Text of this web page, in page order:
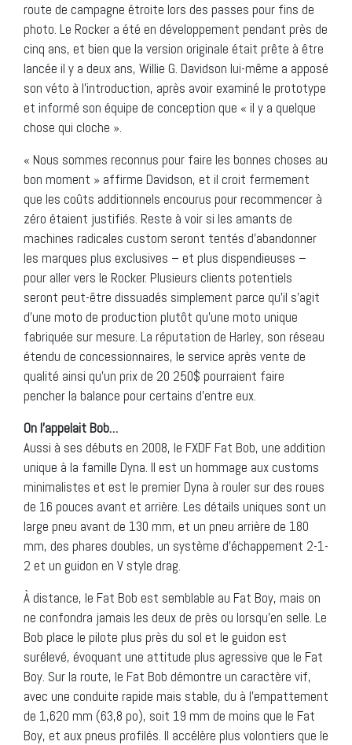
route de campagne étroite lors des passes pour fins de
photo. Le Rocker a été en développement pendant près de
cinq ans, et bien que la version originale était prête à être
lancée il y a deux ans, Willie G. Davidson lui-même a apposé
son véto à l’introduction, après avoir examiné le prototype
et informé son équipe de conception que « il y a quelque
chose qui cloche ».
« Nous sommes reconnus pour faire les bonnes choses au
bon moment » affirme Davidson, et il croit fermement
que les coûts additionnels encourus pour recommencer à
zéro étaient justifiés. Reste à voir si les amants de
machines radicales custom seront tentés d’abandonner
les marques plus exclusives – et plus dispendieuses –
pour aller vers le Rocker. Plusieurs clients potentiels
seront peut-être dissuadés simplement parce qu’il s’agit
d’une moto de production plutôt qu’une moto unique
fabriquée sur mesure. La réputation de Harley, son réseau
étendu de concessionnaires, le service après vente de
qualité ainsi qu’un prix de 20 250$ pourraient faire
pencher la balance pour certains d’entre eux.
On l’appelait Bob…
Aussi à ses débuts en 2008, le FXDF Fat Bob, une addition
unique à la famille Dyna. Il est un hommage aux customs
minimalistes et est le premier Dyna à rouler sur des roues
de 16 pouces avant et arrière. Les détails uniques sont un
large pneu avant de 130 mm, et un pneu arrière de 180
mm, des phares doubles, un système d’échappement 2-1-
2 et un guidon en V style drag.
À distance, le Fat Bob est semblable au Fat Boy, mais on
ne confondra jamais les deux de près ou lorsqu’en selle. Le
Bob place le pilote plus près du sol et le guidon est
surélevé, évoquant une attitude plus agressive que le Fat
Boy. Sur la route, le Fat Bob démontre un caractère vif,
avec une conduite rapide mais stable, du à l’empattement
de 1,620 mm (63,8 po), soit 19 mm de moins que le Fat
Boy, et aux pneus profilés. Il accélère plus volontiers que le